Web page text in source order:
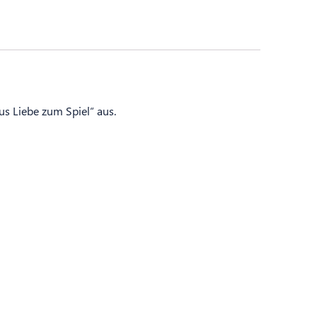
Liebe zum Spiel“ aus.